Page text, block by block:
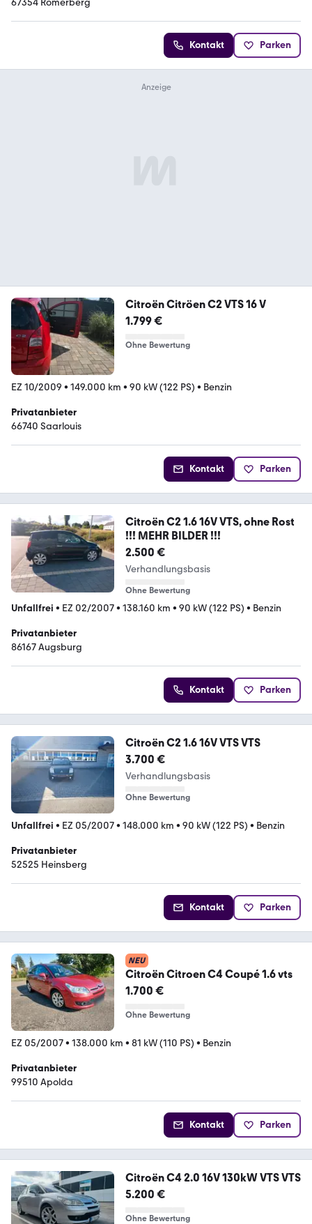
67354 Römerberg
Kontakt Parken
Citroën Citröen C2 VTS 16 V
1.799 €
Ohne Bewertung
EZ 10/2009 • 149.000 km • 90 kW (122 PS) • Benzin
Privatanbieter
66740 Saarlouis
Kontakt Parken
Citroën C2 1.6 16V VTS, ohne Rost
!!! MEHR BILDER !!!
2.500 €
Verhandlungsbasis
Ohne Bewertung
Unfallfrei • EZ 02/2007• 138.160 km • 90 kW (122 PS) • Benzin
Privatanbieter
86167 Augsburg
Kontakt Parken
Citroën C2 1.6 16V VTS VTS
3.700 €
Verhandlungsbasis
Ohne Bewertung
Unfallfrei • EZ 05/2007• 148.000 km • 90 kW (122 PS) • Benzin
Privatanbieter
52525 Heinsberg
Kontakt Parken
NEU
Citroën Citroen C4 Coupé 1.6 vts
1.700 €
Ohne Bewertung
EZ 05/2007• 138.000 km • 81 kW (110 PS) • Benzin
Privatanbieter
99510 Apolda
Kontakt Parken
Citroën C4 2.0 16V 130kW VTS VTS
5.200 €
Ohne Bewertung